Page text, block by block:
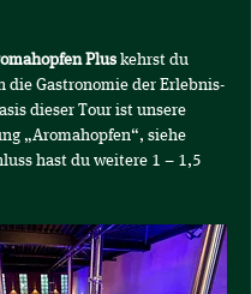
Plus kehrst du
die Gastronomie der Erlebnis-
dieser Tour ist unsere
„Aromahopfen“, siehe
hast du weitere 1 – 1,5